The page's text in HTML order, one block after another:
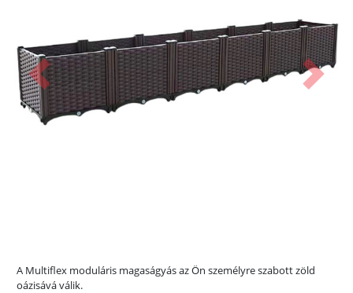
Előző
A Multiflex moduláris magaságyás az Ön személyre szabott zöld
oázisává válik.